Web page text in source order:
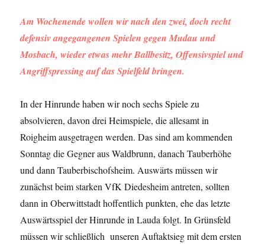
Am Wochenende wollen wir nach den zwei, doch recht
defensiv angegangenen Spielen gegen Mudau und
Mosbach, wieder etwas mehr Ballbesitz, Offensivspiel und
Angriffspressing auf das Spielfeld bringen.
In der Hinrunde haben wir noch sechs Spiele zu
absolvieren, davon drei Heimspiele, die allesamt in
Roigheim ausgetragen werden. Das sind am kommenden
Sonntag die Gegner aus Waldbrunn, danach Tauberhöhe
und dann Tauberbischofsheim. Auswärts müssen wir
zunächst beim starken VfK Diedesheim antreten, sollten
dann in Oberwittstadt hoffentlich punkten, ehe das letzte
Auswärtsspiel der Hinrunde in Lauda folgt. In Grünsfeld
müssen wir schließlich unseren Auftaktsieg mit dem ersten